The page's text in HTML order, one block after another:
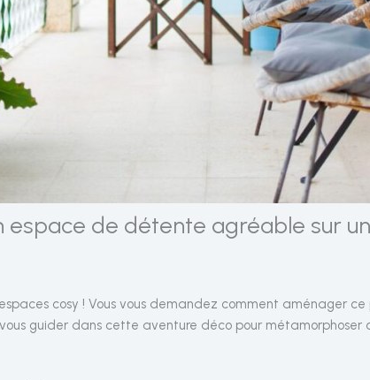
espace de détente agréable sur
cosy ! Vous vous demandez comment aménager
guider dans cette aventure déco pour métamorphoser